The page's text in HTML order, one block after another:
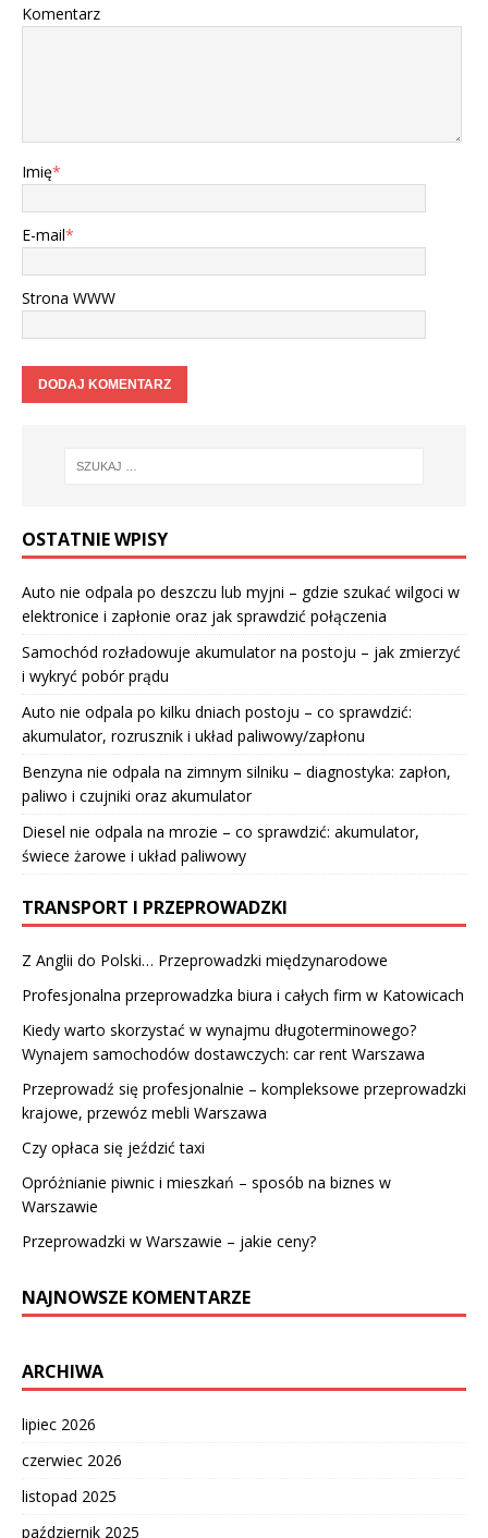
Komentarz
Imię*
E-mail*
Strona WWW
OSTATNIE WPISY
Auto nie odpala po deszczu lub myjni – gdzie szukać wilgoci w
elektronice i zapłonie oraz jak sprawdzić połączenia
Samochód rozładowuje akumulator na postoju – jak zmierzyć
i wykryć pobór prądu
Auto nie odpala po kilku dniach postoju – co sprawdzić:
akumulator, rozrusznik i układ paliwowy/zapłonu
Benzyna nie odpala na zimnym silniku – diagnostyka: zapłon,
paliwo i czujniki oraz akumulator
Diesel nie odpala na mrozie – co sprawdzić: akumulator,
świece żarowe i układ paliwowy
TRANSPORT I PRZEPROWADZKI
Z Anglii do Polski… Przeprowadzki międzynarodowe
Profesjonalna przeprowadzka biura i całych firm w Katowicach
Kiedy warto skorzystać w wynajmu długoterminowego?
Wynajem samochodów dostawczych: car rent Warszawa
Przeprowadź się profesjonalnie – kompleksowe przeprowadzki
krajowe, przewóz mebli Warszawa
Czy opłaca się jeździć taxi
Opróżnianie piwnic i mieszkań – sposób na biznes w
Warszawie
Przeprowadzki w Warszawie – jakie ceny?
NAJNOWSZE KOMENTARZE
ARCHIWA
lipiec 2026
czerwiec 2026
listopad 2025
październik 2025